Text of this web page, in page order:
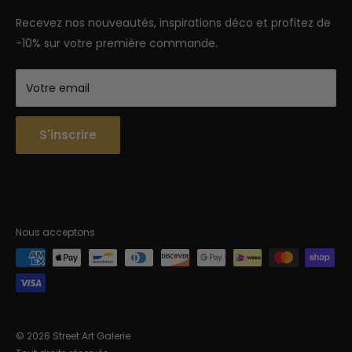
Semaine : 9h-18h | Week-end 9h-12h
Recevez nos nouveautés, inspirations déco et profitez de
-10% sur votre première commande.
Votre email
S'inscrire
Nous acceptons
© 2026 Street Art Galerie